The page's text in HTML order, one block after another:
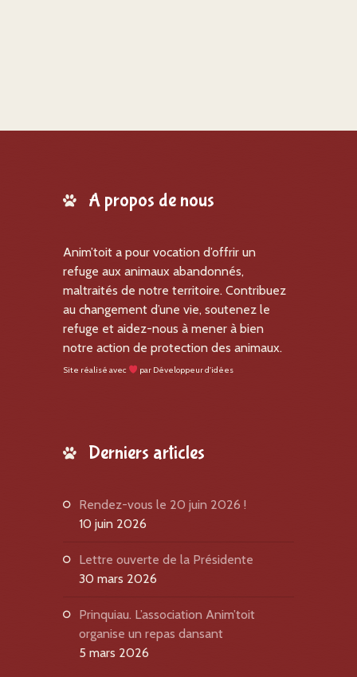
A propos de nous
Anim’toit a pour vocation d’offrir un
refuge aux animaux abandonnés,
maltraités de notre territoire. Contribuez
au changement d’une vie, soutenez le
refuge et aidez-nous à mener à bien
notre action de protection des animaux.
Site réalisé avec par Développeur d'idées
Derniers articles
Rendez-vous le 20 juin 2026 !
10 juin 2026
Lettre ouverte de la Présidente
30 mars 2026
Prinquiau. L’association Anim’toit
organise un repas dansant
5 mars 2026